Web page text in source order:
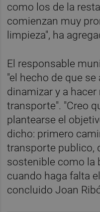
como los de la
comienzan muy
limpieza", ha
El responsable
"el hecho de que
dinamizar y a
transporte". "Creo
plantearse el
dicho: primero
transporte publico,
sostenible como la
cuando haga falta
concluido Joan